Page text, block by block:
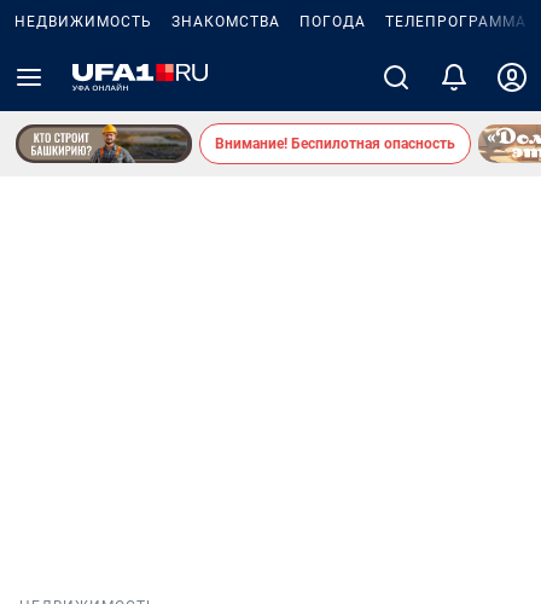
НЕДВИЖИМОСТЬ ЗНАКОМСТВА ПОГОДА ТЕЛЕПРОГРАММА
Внимание! Беспилотная опасность